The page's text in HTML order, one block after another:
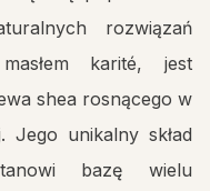
rozwiązań
karité, jest
shea rosnącego w
Jego unikalny skład
bazę wielu